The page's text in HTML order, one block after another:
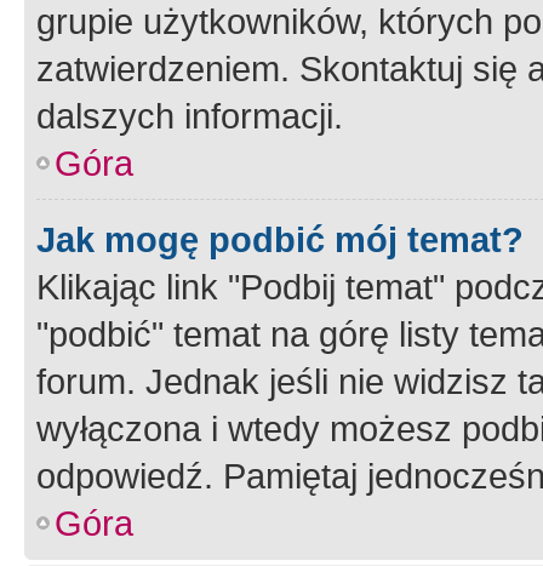
grupie użytkowników, których
zatwierdzeniem. Skontaktuj się
dalszych informacji.
Góra
Jak mogę podbić mój temat?
Klikając link "Podbij temat"
"podbić" temat na górę listy
forum. Jednak jeśli nie widzisz
wyłączona i wtedy możesz
odpowiedź. Pamiętaj
Góra